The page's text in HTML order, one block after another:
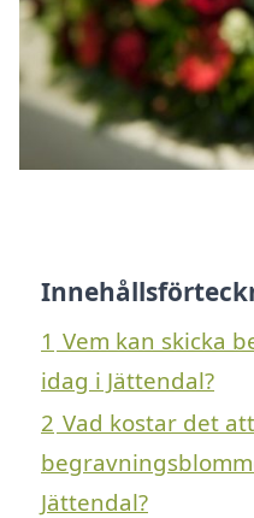
1 Vem kan skicka
idag i Jättendal?
2 Vad kostar det
Jättendal?